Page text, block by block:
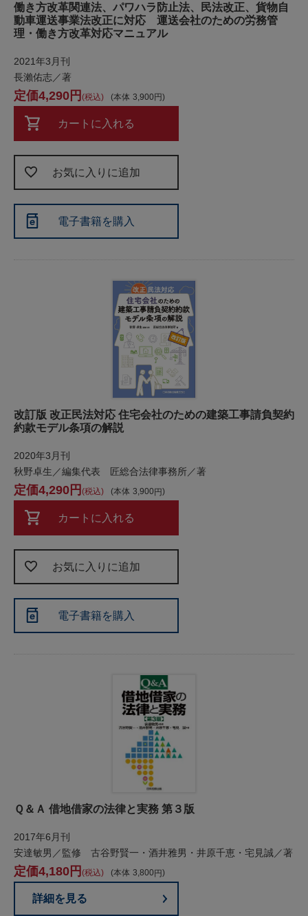
働き方改革関連法、パワハラ防止法、民法改正、貨物自
動車運送事業法改正に対応 運送会社のための労務管
理・働き方改革対応マニュアル
2021年3月刊
長瀨佑志／著
本体 3,900
4,290 税込
カートに入れる
お気に入りに追加
電子書籍を購入
改訂版 改正民法対応 住宅会社のための建築工事請負契約
約款モデル条項の解説
2020年3月刊
秋野卓生／編集代表 匠総合法律事務所／著
本体 3,900
4,290 税込
カートに入れる
お気に入りに追加
電子書籍を購入
Ｑ＆Ａ 借地借家の法律と実務 第３版
2017年6月刊
安達敏男／監修 古谷野賢一・酒井雅男・井原千恵・宅見誠／著
本体 3,800
4,180 税込
詳細を見る